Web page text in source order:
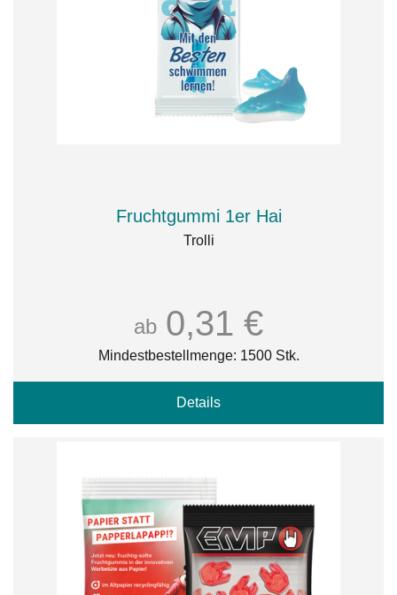
Fruchtgummi 1er Hai
Trolli
ab 0,31 €
Mindestbestellmenge: 1500 Stk.
Details